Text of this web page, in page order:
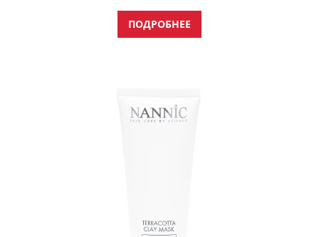
Защищает ДНК клеток; Восстанавливает натуральный
увлажняющий фактор кожи и регулирует водный
баланс кожи; Защищает кожу от окислительного
ПОДРОБНЕЕ